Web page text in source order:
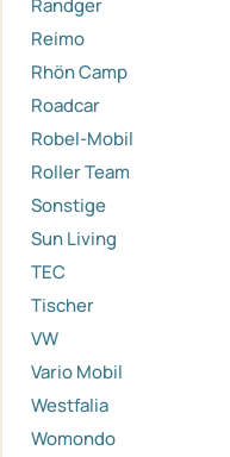
Reimo
Rhön Camp
Roadcar
Robel-Mobil
Roller Team
Sonstige
Sun Living
TEC
Tischer
VW
Vario Mobil
Westfalia
Womondo